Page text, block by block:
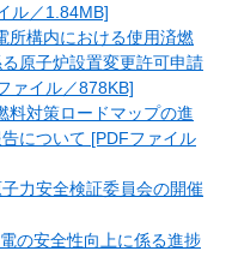
ル／1.84MB]
所構内における使用済燃
原子炉設置変更許可申請
ァイル／878KB]
料対策ロードマップの進
について [PDFファイル
力安全検証委員会の開催
の安全性向上に係る進捗